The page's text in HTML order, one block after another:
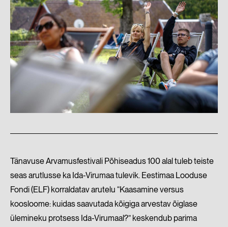
Tänavuse Arvamusfestivali Põhiseadus 100 alal tuleb teiste
seas arutlusse ka Ida-Virumaa tulevik. Eestimaa Looduse
Fondi (ELF) korraldatav arutelu “Kaasamine versus
koosloome: kuidas saavutada kõigiga arvestav õiglase
ülemineku protsess Ida-Virumaal?” keskendub parima